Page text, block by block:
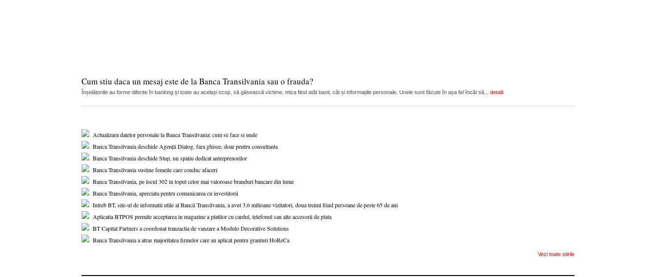
Cum stiu daca un mesaj este de la Banca Transilvania sau o frauda?
Înșelătoriile au forme diferite în banking și toate au același scop, să găsească victime, miza fiind atât banii, cât și informațiile personale. Unele sunt făcute în așa fel încât să... detalii
Actualizara datelor personale la Banca Transilvania: cum se face si unde
Banca Transilvania deschide Agenții Dialog, fara ghisee, doar pentru consultanta
Banca Transilvania deschide Stup, un spatiu dedicat antreprenorilor
Banca Transilvania sustine femeile care conduc afaceri
Banca Transilvania, pe locul 302 in topul celor mai valoroase branduri bancare din lume
Banca Transilvania, apreciata pentru comunicarea cu investitorii
Intreb BT, site-ul de informatii utile al Bancii Transilvania, a avut 3,6 milioane vizitatori, doua treimi fiind persoane de peste 65 de ani
Aplicatia BTPOS permite acceptarea in magazine a platilor cu cardul, telefonul sau alte accesorii de plata
BT Capital Partners a coordonat tranzactia de vanzare a Modulo Decorative Solutions
Banca Transilvania a atras majoritatea firmelor care au aplicat pentru granturi HoReCa
Vezi toate stirile